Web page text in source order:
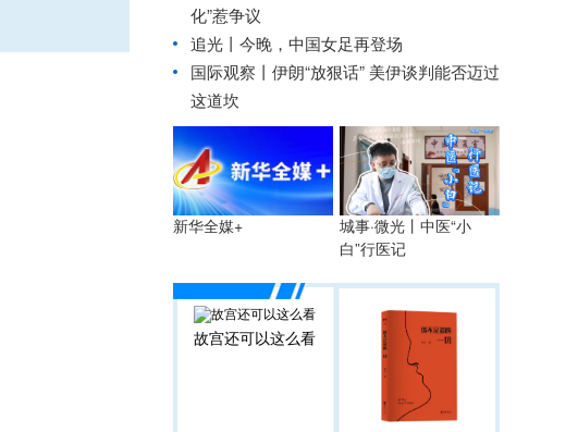
化”惹争议
追光丨 今晚，中国女足再登场
国际观察丨 伊朗“放狠话” 美伊谈判能否迈过
这道坎
新华全媒+
城事·微光丨中医“小
白”行医记
故宫还可以这么看